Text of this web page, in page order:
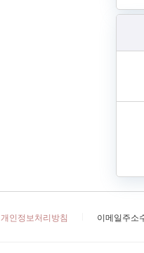
개인정보처리방침 이메일주소